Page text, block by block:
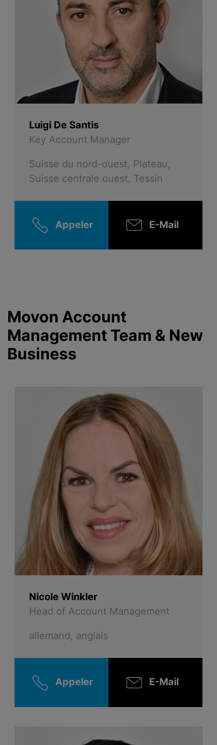
Luigi De Santis
Key Account Manager
Suisse du nord-ouest, Plateau,
Suisse centrale ouest, Tessin
Appeler E-Mail
Movon Account
Management Team & New
Business
Nicole Winkler
Head of Account Management
allemand, anglais
Appeler E-Mail